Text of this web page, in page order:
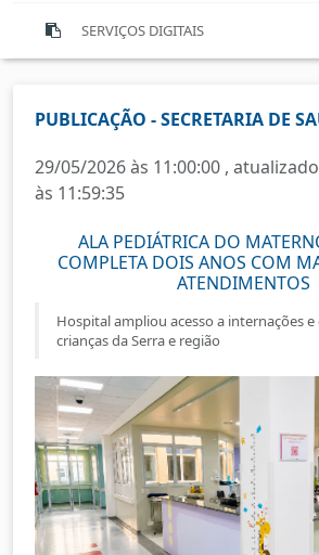
SERVIÇOS DIGITAIS
PUBLICAÇÃO - SECRETARIA DE
29/05/2026 às 11:00:00 ,
às 11:59:35
ALA PEDIÁTRICA DO
COMPLETA DOIS ANOS COM
ATENDIMENTOS
Hospital ampliou acesso a internações
crianças da Serra e região